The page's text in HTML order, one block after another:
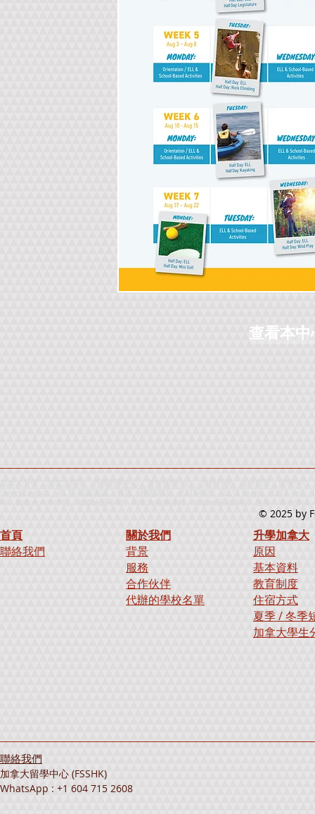
查看本
© 2025 by
首頁
聯絡我們
關於我們
背景
服務
合作伙伴
代辦的學校名單
升學加拿大
原因
基本資料
教育制度
住宿方式
夏季 / 冬季
加拿大學生
聯絡我們
加拿大留學中心 (FSSHK)
WhatsApp : +1 604 715 2608